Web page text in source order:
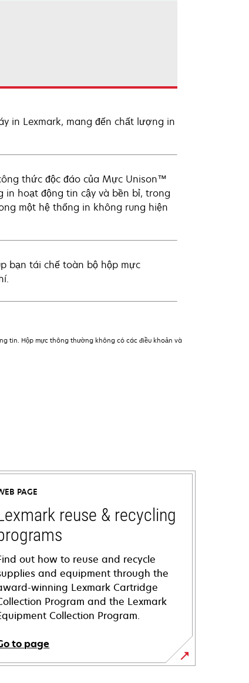
in Lexmark, mang đến chất lượng in
thức độc đáo của Mực Unison™
in hoạt động tin cậy và bền bỉ, trong
một hệ thống in không rung hiện
bạn tái chế toàn bộ hộp mực
tin. Hộp mực thông thường không có các điều khoản và
PAGE
reuse & recycling
out how to reuse and recycle
and equipment through the
winning Lexmark Cartridge
Program and the Lexmark
Collection Program.
to page